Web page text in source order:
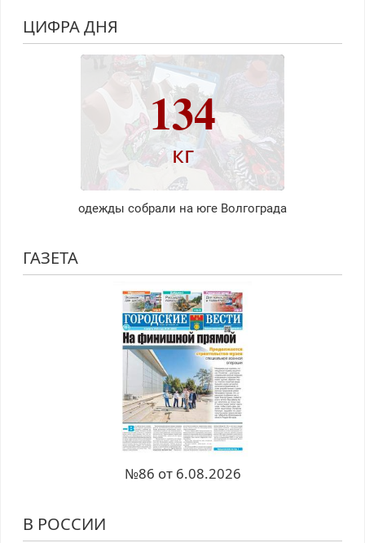
ЦИФРА ДНЯ
134
кг
одежды собрали на юге Волгограда
ГАЗЕТА
№86 от 6.08.2026
В РОССИИ